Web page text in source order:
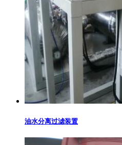
油水分离过滤装置